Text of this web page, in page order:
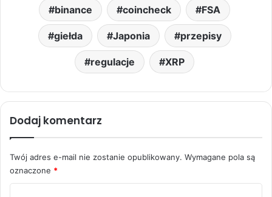
binance coincheck FSA
giełda Japonia przepisy
regulacje XRP
Dodaj komentarz
Twój adres e-mail nie zostanie opublikowany. Wymagane pola są
oznaczone *